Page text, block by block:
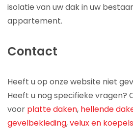
isolatie van uw dak in uw
appartement.
Contact
Heeft u op onze website niet
Heeft u nog specifieke vragen?
voor platte daken, hellende
gevelbekleding,velux en koepels